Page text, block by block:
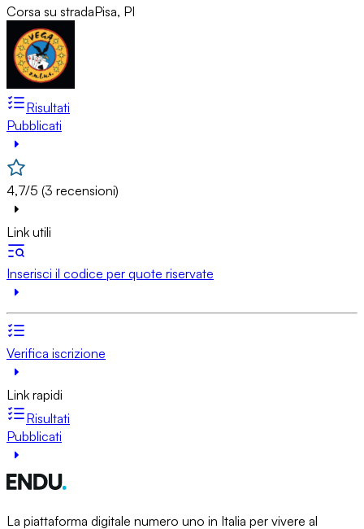
Corsa su stradaPisa, PI
Risultati
Pubblicati
4,7/5 (3 recensioni)
Link utili
Inserisci il codice per quote riservate
Verifica iscrizione
Link rapidi
Risultati
Pubblicati
La piattaforma digitale numero uno in Italia per vivere al